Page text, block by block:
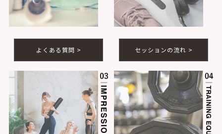
よくある質問 > セッションの流れ >